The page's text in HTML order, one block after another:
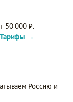
50 000 ₽.
Тарифы →
Россию и